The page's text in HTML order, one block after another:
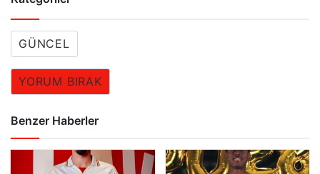
GÜNCEL
YORUM BIRAK
Benzer Haberler